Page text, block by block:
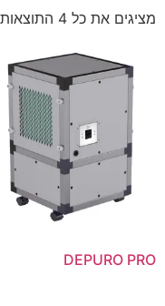
מציגים את כל ⁦4⁩ התוצאות
DEPURO PRO